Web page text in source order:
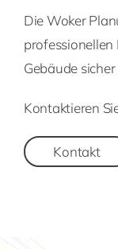
Die Woker
Gebäude
Kontaktieren
Kontakt